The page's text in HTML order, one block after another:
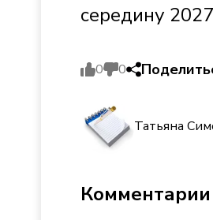
середину
0 0
Татьяна
Комментарии